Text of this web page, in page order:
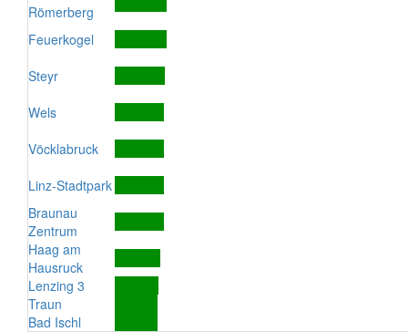
Römerberg
Feuerkogel
Steyr
Wels
Vöcklabruck
Linz-Stadtpark
Braunau
Zentrum
Haag am
Hausruck
Lenzing 3
Traun
Bad Ischl